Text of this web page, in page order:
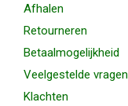
Afhalen
Retourneren
Betaalmogelijkheid
Veelgestelde vragen
Klachten